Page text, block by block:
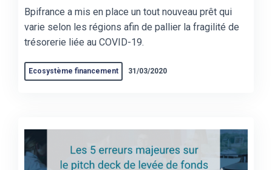
Bpifrance a mis en place un tout nouveau prêt qui
varie selon les régions afin de pallier la fragilité de
trésorerie liée au COVID-19.
Ecosystème financement 31/03/2020